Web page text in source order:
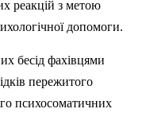
реакцій з метою
допомоги.
бесід фахівцями
пережитого
психосоматичних